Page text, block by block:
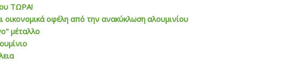
ΤΩΡΑ!
οικονομικά οφέλη από την ανακύκλωση αλουμινίου
μέταλλο